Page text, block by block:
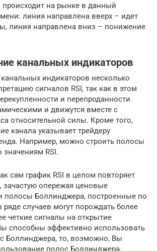
происходит на рынке в данный
линия направлена вверх – идет
линия направлена вниз – понижение
канальных индикаторов
индикаторов несколько
сигналов RSI, так как в этом
и перепроданности
и движутся вместе с
относительной силы. Кроме того,
канала указывает трейдеру
Например, можно строить полосы
RSI.
сам график RSI в целом повторяет
зачастую опережая ценовые
полосы Боллинджера, построенные по
ряде случаев могут порождать более
четкие сигналы на открытие
способны эффективно использовать
Боллинджера, то, возможно, Вы
полос Боллинджера,